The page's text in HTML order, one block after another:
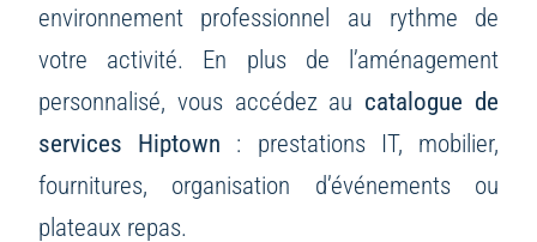
environnement professionnel au rythme de
votre activité. En plus de l’aménagement
personnalisé, vous accédez au catalogue de
services Hiptown : prestations IT, mobilier,
fournitures, organisation d’événements ou
plateaux repas.